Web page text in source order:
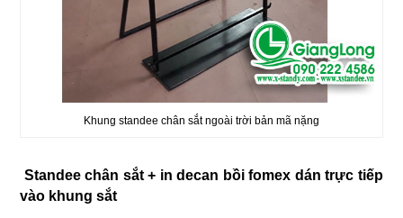
Khung standee chân sắt ngoài trời bản mã nặng
Standee chân sắt + in decan bồi fomex dán trực tiếp
vào khung sắt